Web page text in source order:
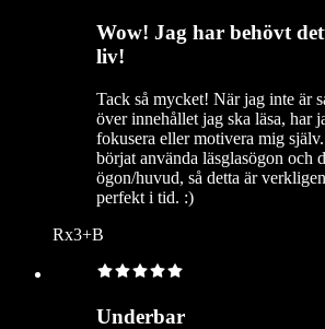
Wow! Jag har behövt
liv!
Tack så mycket! När jag inte är
över innehållet jag ska läsa, har
fokusera eller motivera mig
börjat använda läsglasögon och
ögon/huvud, så detta är
perfekt i tid. :)
Rx3+B
Underbar